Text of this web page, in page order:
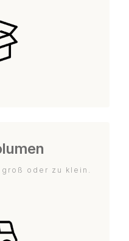
oder zu klein.